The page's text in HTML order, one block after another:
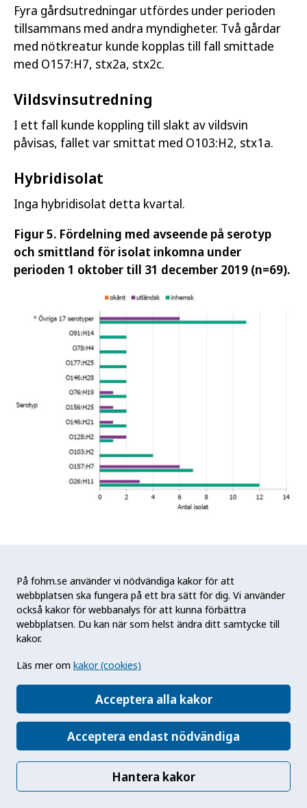
På fohm.se använder vi nödvändiga kakor för att
webbplatsen ska fungera på ett bra sätt för dig. Vi använder
också kakor för webbanalys för att kunna förbättra
webbplatsen. Du kan när som helst ändra ditt samtycke till
kakor.
Läs mer om kakor (cookies)
Acceptera alla kakor
Acceptera endast nödvändiga
Hantera kakor
Fyra gårdsutredningar utfördes under perioden
tillsammans med andra myndigheter. Två gårdar
med nötkreatur kunde kopplas till fall smittade
med O157:H7, stx2a, stx2c.
Vildsvinsutredning
I ett fall kunde koppling till slakt av vildsvin
påvisas, fallet var smittat med O103:H2, stx1a.
Hybridisolat
Inga hybridisolat detta kvartal.
Figur 5. Fördelning med avseende på serotyp
och smittland för isolat inkomna under
perioden 1 oktober till 31 december 2019 (n=69).
representerade är följande; O106:H45, O11:H43,
O111:H11, O111:H8, O12:H45, O145:H28,
O150:H2, O168:H8, O174:H2, O175:H21, O21:H21,
O43:H2, O55:H12, O71:H19, O8:H19, O91:H21,
ONT:H20.
shigatoxinsubtyp för isolat inkomna under
perioden 1 oktober till 31 december 2019 (n=69).